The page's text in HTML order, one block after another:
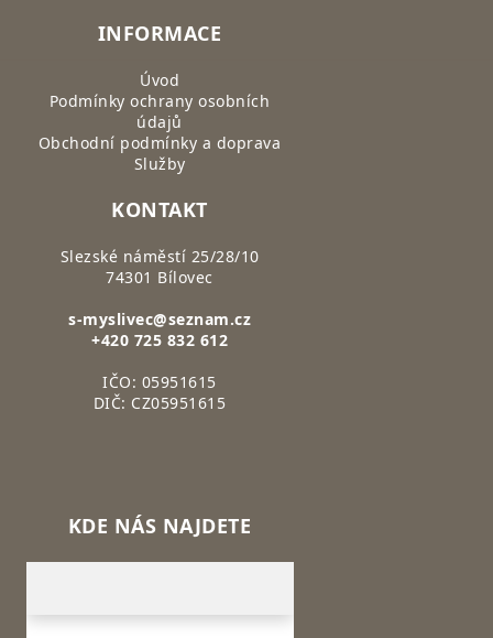
INFORMACE
Úvod
Podmínky ochrany osobních
údajů
Obchodní podmínky a doprava
Služby
KONTAKT
Slezské náměstí 25/28/10
74301 Bílovec
s-myslivec@seznam.cz
+420 725 832 612
IČO: 05951615
DIČ: CZ05951615
KDE NÁS NAJDETE